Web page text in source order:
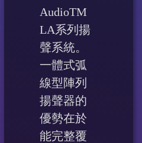
AudioTM
LA系列揚
聲系統。
一體式弧
線型陣列
揚聲器的
優勢在於
能完整覆